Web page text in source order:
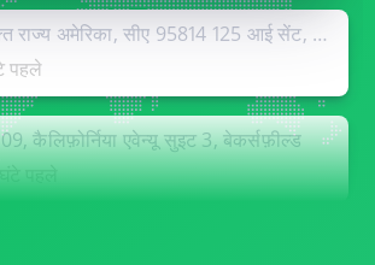
संयुक्त राज्य अमेरिका, सीए 95814 125 आई सेंट, सैक्रामेंटो
पहले
कैलिफ़ोर्निया एवेन्यू सुइट 3, बेकर्सफ़ील्ड
पहले